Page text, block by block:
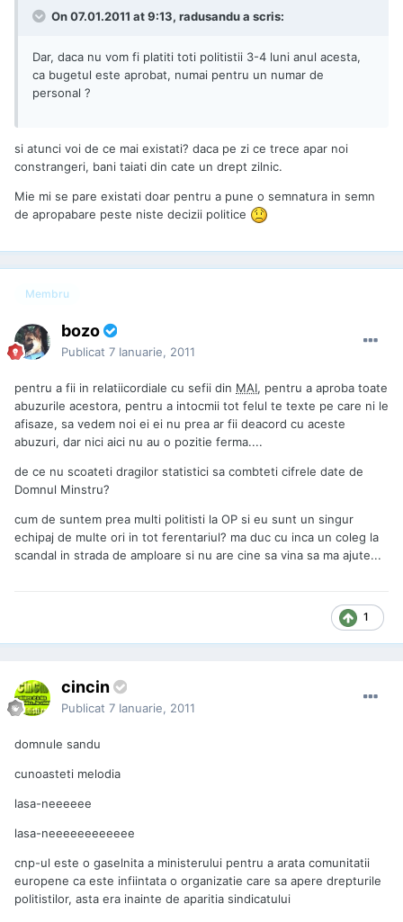
On 07.01.2011 at 9:13, radusandu a scris:
Dar, daca nu vom fi platiti toti politistii 3-4 luni anul acesta,
ca bugetul este aprobat, numai pentru un numar de
personal ?
si atunci voi de ce mai existati? daca pe zi ce trece apar noi
constrangeri, bani taiati din cate un drept zilnic.
Mie mi se pare existati doar pentru a pune o semnatura in semn
de apropabare peste niste decizii politice
Membru
bozo
Publicat 7 Ianuarie, 2011
pentru a fii in relatiicordiale cu sefii din MAI, pentru a aproba toate
abuzurile acestora, pentru a intocmii tot felul te texte pe care ni le
afisaze, sa vedem noi ei ei nu prea ar fii deacord cu aceste
abuzuri, dar nici aici nu au o pozitie ferma....
de ce nu scoateti dragilor statistici sa combteti cifrele date de
Domnul Minstru?
cum de suntem prea multi politisti la OP si eu sunt un singur
echipaj de multe ori in tot ferentariul? ma duc cu inca un coleg la
scandal in strada de amploare si nu are cine sa vina sa ma ajute...
1
cincin
Publicat 7 Ianuarie, 2011
domnule sandu
cunoasteti melodia
lasa-neeeeee
lasa-neeeeeeeeeeee
cnp-ul este o gaselnita a ministerului pentru a arata comunitatii
europene ca este infiintata o organizatie care sa apere drepturile
politistilor, asta era inainte de aparitia sindicatului